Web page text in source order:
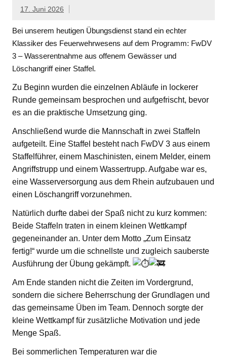
17. Juni 2026
Bei unserem heutigen Übungsdienst stand ein echter
Klassiker des Feuerwehrwesens auf dem Programm: FwDV
3 – Wasserentnahme aus offenem Gewässer und
Löschangriff einer Staffel.
Zu Beginn wurden die einzelnen Abläufe in lockerer
Runde gemeinsam besprochen und aufgefrischt, bevor
es an die praktische Umsetzung ging.
Anschließend wurde die Mannschaft in zwei Staffeln
aufgeteilt. Eine Staffel besteht nach FwDV 3 aus einem
Staffelführer, einem Maschinisten, einem Melder, einem
Angriffstrupp und einem Wassertrupp. Aufgabe war es,
eine Wasserversorgung aus dem Rhein aufzubauen und
einen Löschangriff vorzunehmen.
Natürlich durfte dabei der Spaß nicht zu kurz kommen:
Beide Staffeln traten in einem kleinen Wettkampf
gegeneinander an. Unter dem Motto „Zum Einsatz
fertig!“ wurde um die schnellste und zugleich sauberste
Ausführung der Übung gekämpft.
Am Ende standen nicht die Zeiten im Vordergrund,
sondern die sichere Beherrschung der Grundlagen und
das gemeinsame Üben im Team. Dennoch sorgte der
kleine Wettkampf für zusätzliche Motivation und jede
Menge Spaß.
Bei sommerlichen Temperaturen war die